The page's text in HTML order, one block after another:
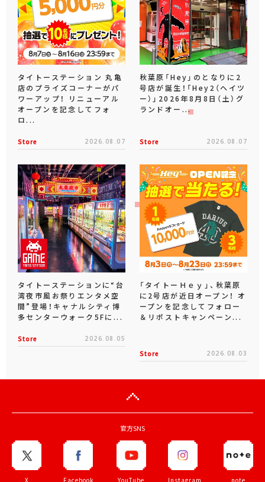
タイトーステーション 丸亀
店のプライズコーナーがパ
ワーアップ！ リニューアル
オープンを記念してフォ
ロ...
Store 2026.08.07
秋葉原「Hey」のとなりに2
号店が誕生！「Hey2（ヘイツ
ー）」2026年8月8日（土）グ
ランドオー...
Store 2026.08.07
タイトーステーションに“台
湾夜市風お祭りエンタメ空
間”登場！キャナルシティ博
多センターウォーク5Fに...
Store 2026.08.05
「タイトーＨｅｙ」、秋葉原
に2号店が近日オープン！ オ
ープンを記念してフォロー
＆リポストキャンペーン...
Store 2026.08.03
官方SNS
X Facebook YouTube Instagram note